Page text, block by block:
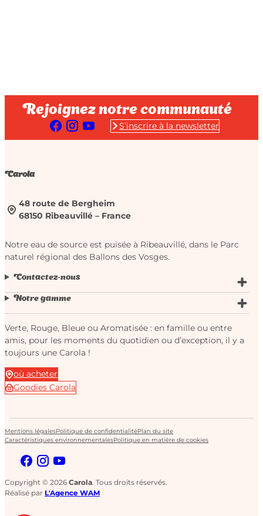
Rejoignez notre communauté
S’inscrire à la newsletter
Carola
48 route de Bergheim
68150 Ribeauvillé – France
Notre eau de source est puisée à Ribeauvillé, dans le Parc
naturel régional des Ballons des Vosges.
Contactez-nous
Notre gamme
Verte, Rouge, Bleue ou Aromatisée : en famille ou entre
amis, pour les moments du quotidien ou d’exception, il y a
toujours une Carola !
où acheter
Goodies Carola
Mentions légalesPolitique de confidentialitéPlan du site
Caractéristiques environnementalesPolitique en matière de cookies
Copyright © 2026 Carola. Tous droits réservés.
Réalisé par L'Agence WAM